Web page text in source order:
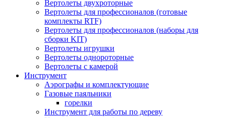
Вертолеты двухроторные
Вертолеты для профессионалов (готовые
комплекты RTF)
Вертолеты для профессионалов (наборы для
сборки KIT)
Вертолеты игрушки
Вертолеты однороторные
Вертолеты с камерой
Инструмент
Аэрографы и комплектующие
Газовые паяльники
горелки
Инструмент для работы по дереву